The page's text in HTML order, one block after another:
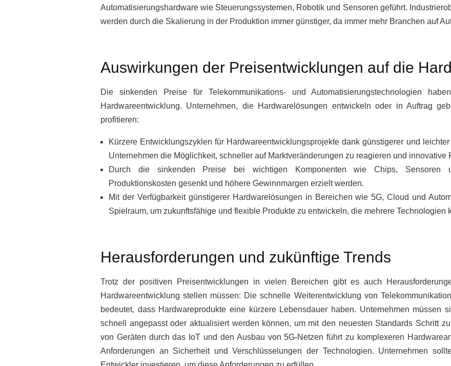
Automatisierungshardware wie Steuerungssystemen, Robotik und Sensoren geführt.
werden durch die Skalierung in der Produktion immer günstiger, da immer mehr Branchen auf
Auswirkungen der Preisentwicklungen auf die
Die sinkenden Preise für Telekommunikations- und Automatisierungstechnologien
Hardwareentwicklung. Unternehmen, die Hardwarelösungen entwickeln oder in Auftrag
profitieren:
Kürzere Entwicklungszyklen für Hardwareentwicklungsprojekte dank günstigerer und
Unternehmen die Möglichkeit, schneller auf Marktveränderungen zu reagieren und innovative
Durch die sinkenden Preise bei wichtigen Komponenten wie Chips, Sensoren
Produktionskosten gesenkt und höhere Gewinnmargen erzielt werden.
Mit der Verfügbarkeit günstigerer Hardwarelösungen in Bereichen wie 5G, Cloud und
Spielraum, um zukunftsfähige und flexible Produkte zu entwickeln, die mehrere Technologien
Herausforderungen und zukünftige Trends
Trotz der positiven Preisentwicklungen in vielen Bereichen gibt es auch
Hardwareentwicklung stellen müssen: Die schnelle Weiterentwicklung von
bedeutet, dass Hardwareprodukte eine kürzere Lebensdauer haben. Unternehmen müssen
schnell angepasst oder aktualisiert werden können, um mit den neuesten Standards Schritt
von Geräten durch das IoT und den Ausbau von 5G-Netzen führt zu komplexeren
Anforderungen an Sicherheit und Verschlüsselungen der Technologien. Unternehmen